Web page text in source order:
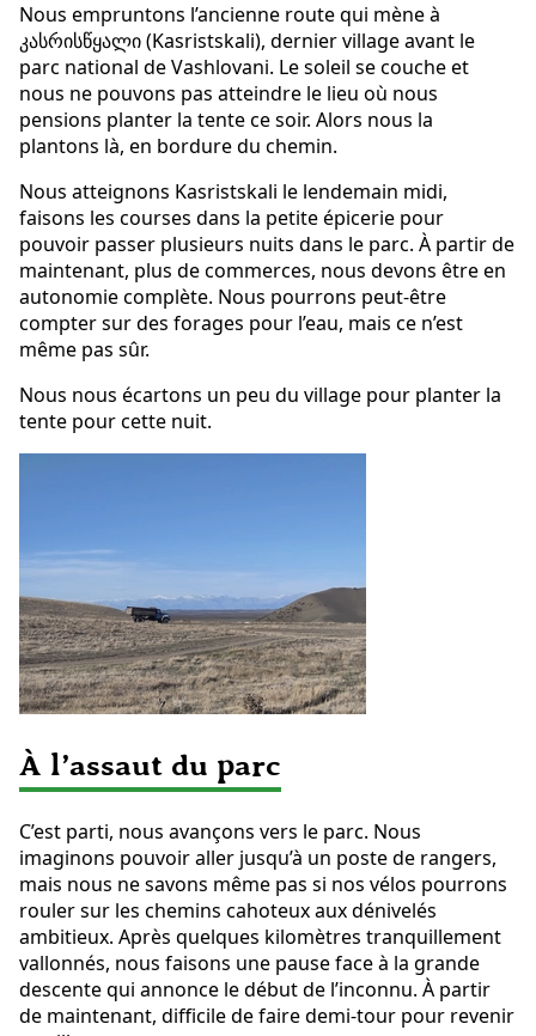
Nous empruntons l’ancienne route qui mène à
კასრისწყალი (Kasristskali), dernier village avant le
parc national de Vashlovani. Le soleil se couche et
nous ne pouvons pas atteindre le lieu où nous
pensions planter la tente ce soir. Alors nous la
plantons là, en bordure du chemin.
Nous atteignons Kasristskali le lendemain midi,
faisons les courses dans la petite épicerie pour
pouvoir passer plusieurs nuits dans le parc. À partir de
maintenant, plus de commerces, nous devons être en
autonomie complète. Nous pourrons peut-être
compter sur des forages pour l’eau, mais ce n’est
même pas sûr.
Nous nous écartons un peu du village pour planter la
tente pour cette nuit.
À l’assaut du parc
C’est parti, nous avançons vers le parc. Nous
imaginons pouvoir aller jusqu’à un poste de rangers,
mais nous ne savons même pas si nos vélos pourrons
rouler sur les chemins cahoteux aux dénivelés
ambitieux. Après quelques kilomètres tranquillement
vallonnés, nous faisons une pause face à la grande
descente qui annonce le début de l’inconnu. À partir
de maintenant, difficile de faire demi-tour pour revenir